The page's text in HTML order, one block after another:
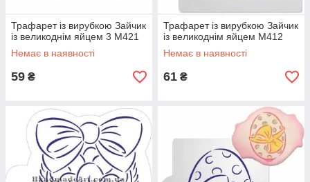
Трафарет із вирубкою Зайчик
із великоднім яйцем 3 М421
Немає в наявності
59 ₴
Трафарет із вирубкою Зайчик
із великоднім яйцем М412
Немає в наявності
61 ₴